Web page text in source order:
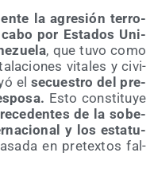
la agre­sión terro­
por Esta­dos Uni­
, que tuvo como
vita­les y civi­
el secues­tro del pre­
Esto cons­ti­tu­ye
de la sobe­
y los esta­tu­
en pre­tex­tos fal­